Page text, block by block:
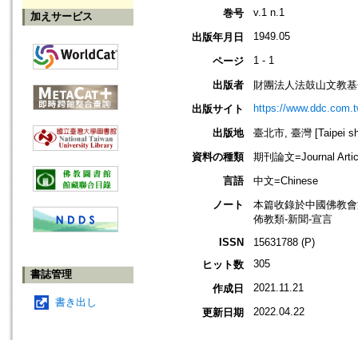
加えサービス
書誌管理
書き出し
巻号
v.1 n.1
出版年月日 1949.05
ページ 1 - 1
出版者
財團法人法鼓山文教
出版サイト
https://
出版地
臺北市, 臺灣 [Taipei
資料の種類
期刊論文=Journal
言語
中文=Chinese
ノート
本篇收錄於中國佛教
佈教類-新聞-宣言
ISSN
15631788 (P)
ヒット数
305
作成日 2021.11.21
更新日期 2022.04.22